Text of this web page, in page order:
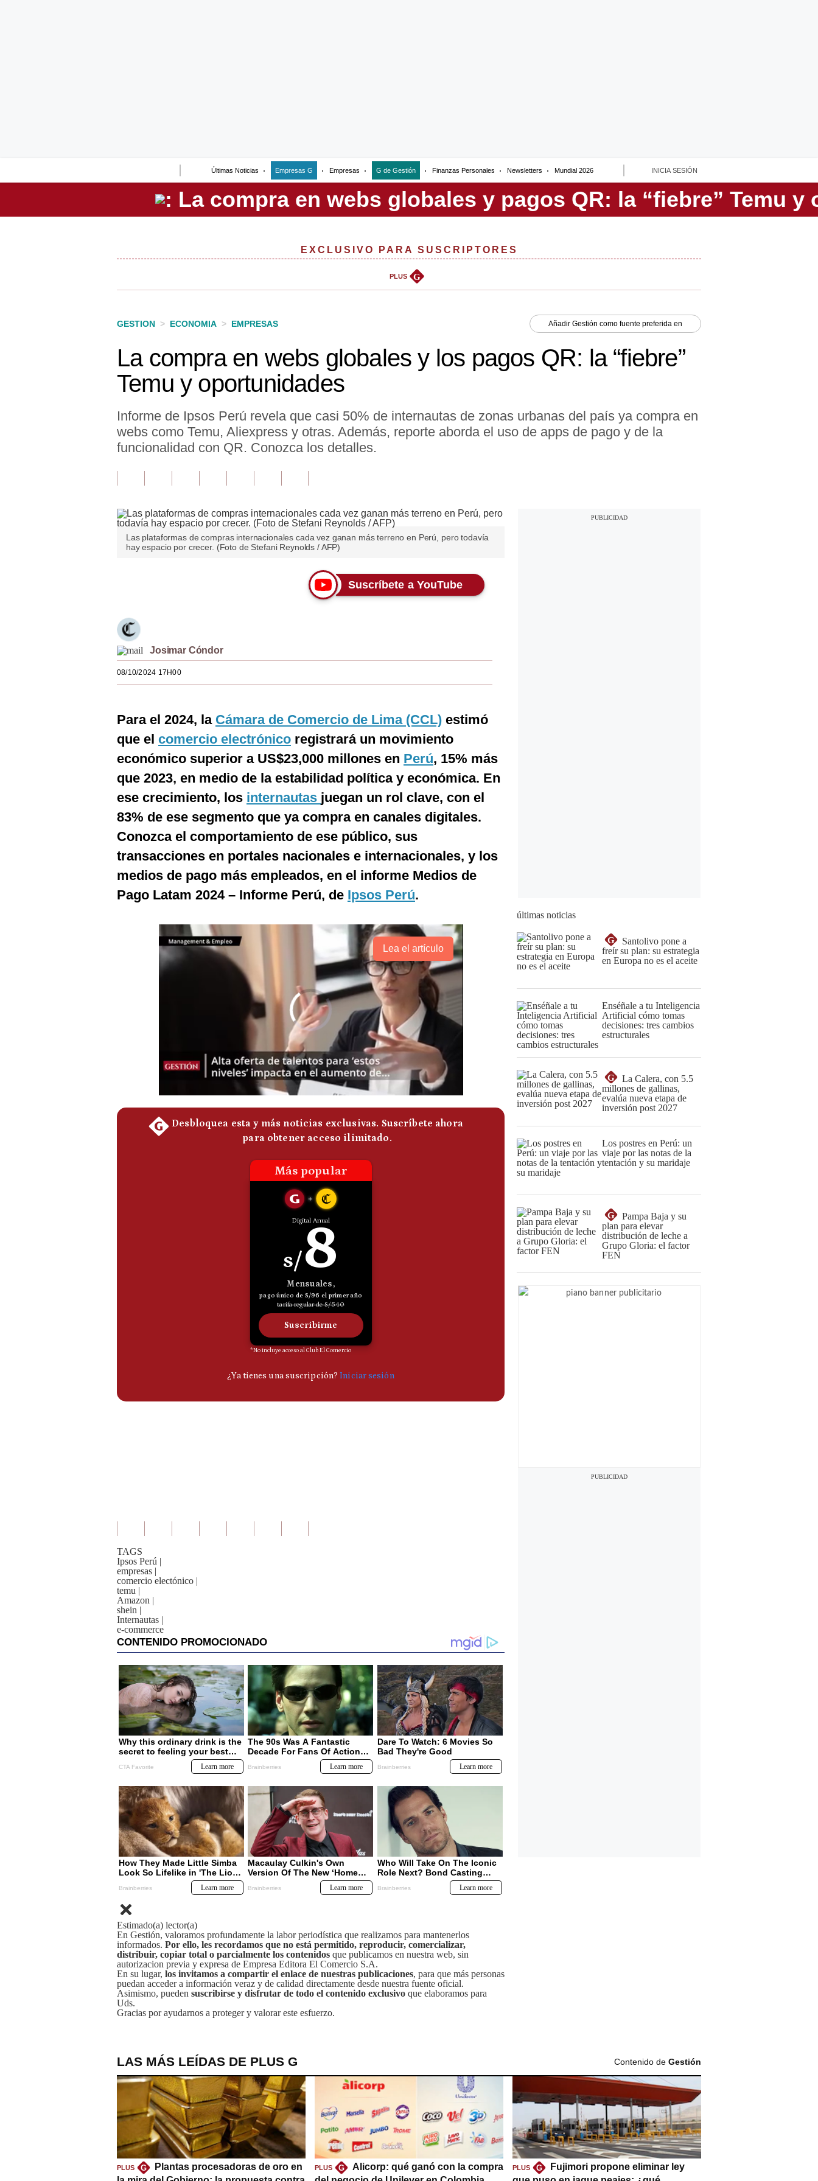
Últimas Noticias Empresas G Empresas G de Gestión Finanzas Personales Newsletters Mundial 2026 INICIA SESIÓN
Perú
EXCLUSIVO PARA SUSCRIPTORES
PLUS G
GESTION > ECONOMIA > EMPRESAS Añadir Gestión como fuente preferida en
La compra en webs globales y los pagos QR: la “fiebre”
Temu y oportunidades
Informe de Ipsos Perú revela que casi 50% de internautas de zonas urbanas del país ya compra en
webs como Temu, Aliexpress y otras. Además, reporte aborda el uso de apps de pago y de la
funcionalidad con QR. Conozca los detalles.
Las plataformas de compras internacionales cada vez ganan más terreno en Perú, pero todavía
hay espacio por crecer. (Foto de Stefani Reynolds / AFP)
Suscríbete a YouTube
Josimar Cóndor
08/10/2024 17H00
Para el 2024, la Cámara de Comercio de Lima (CCL) estimó
que el comercio electrónico registrará un movimiento
económico superior a US$23,000 millones en Perú, 15% más
que 2023, en medio de la estabilidad política y económica. En
ese crecimiento, los internautas juegan un rol clave, con el
83% de ese segmento que ya compra en canales digitales.
Conozca el comportamiento de ese público, sus
transacciones en portales nacionales e internacionales, y los
medios de pago más empleados, en el informe Medios de
Pago Latam 2024 – Informe Perú, de Ipsos Perú.
Lea el artículo
TAGS
Ipsos Perú |
empresas |
comercio electónico |
temu |
Amazon |
shein |
Internautas |
e-commerce
Estimado(a) lector(a)
En Gestión, valoramos profundamente la labor periodística que realizamos para mantenerlos
informados. Por ello, les recordamos que no está permitido, reproducir, comercializar,
distribuir, copiar total o parcialmente los contenidos que publicamos en nuestra web, sin
autorizacion previa y expresa de Empresa Editora El Comercio S.A.
En su lugar, los invitamos a compartir el enlace de nuestras publicaciones, para que más personas
puedan acceder a información veraz y de calidad directamente desde nuestra fuente oficial.
Asimismo, pueden suscribirse y disfrutar de todo el contenido exclusivo que elaboramos para
Uds.
Gracias por ayudarnos a proteger y valorar este esfuerzo.
últimas noticias
G
Santolivo pone a
freír su plan: su estrategia
en Europa no es el aceite
Enséñale a tu Inteligencia
Artificial cómo tomas
decisiones: tres cambios
estructurales
G
La Calera, con 5.5
millones de gallinas,
evalúa nueva etapa de
inversión post 2027
Los postres en Perú: un
viaje por las notas de la
tentación y su maridaje
G
Pampa Baja y su
plan para elevar
distribución de leche a
Grupo Gloria: el factor
FEN
LAS MÁS LEÍDAS DE PLUS G Contenido de Gestión
PLUS G
Plantas procesadoras de oro en
PLUS G
Alicorp: qué ganó con la compra
PLUS G
Fujimori propone eliminar ley